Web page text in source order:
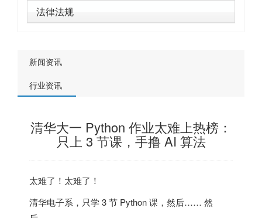
法律法规
新闻资讯
行业资讯
清华大一 Python 作业太难上热榜：
只上 3 节课，手撸 AI 算法
太难了！太难了！
清华电子系，只学 3 节 Python 课，然后…… 然